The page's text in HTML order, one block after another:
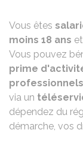
Vous êtes
moins 18 ans
Vous pouvez
prime
professionnels
via un
dépendez du
démarche, vos